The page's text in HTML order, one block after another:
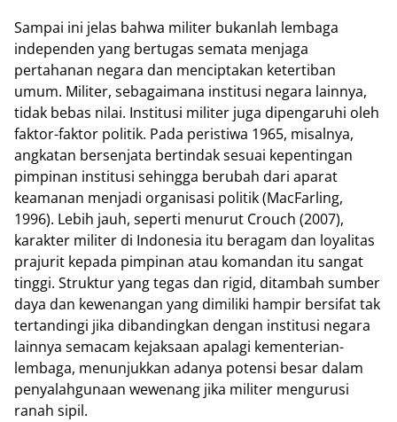
Sampai ini jelas bahwa militer bukanlah lembaga
independen yang bertugas semata menjaga
pertahanan negara dan menciptakan ketertiban
umum. Militer, sebagaimana institusi negara lainnya,
tidak bebas nilai. Institusi militer juga dipengaruhi oleh
faktor-faktor politik. Pada peristiwa 1965, misalnya,
angkatan bersenjata bertindak sesuai kepentingan
pimpinan institusi sehingga berubah dari aparat
keamanan menjadi organisasi politik (MacFarling,
1996). Lebih jauh, seperti menurut Crouch (2007),
karakter militer di Indonesia itu beragam dan loyalitas
prajurit kepada pimpinan atau komandan itu sangat
tinggi. Struktur yang tegas dan rigid, ditambah sumber
daya dan kewenangan yang dimiliki hampir bersifat tak
tertandingi jika dibandingkan dengan institusi negara
lainnya semacam kejaksaan apalagi kementerian-
lembaga, menunjukkan adanya potensi besar dalam
penyalahgunaan wewenang jika militer mengurusi
ranah sipil.